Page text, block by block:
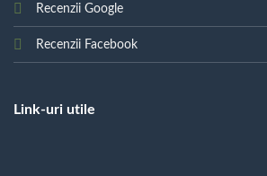
Recenzii Google
Recenzii Facebook
Link-uri utile